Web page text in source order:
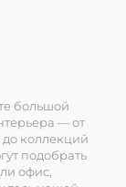
большой
— от
коллекций
подобрать
офис,